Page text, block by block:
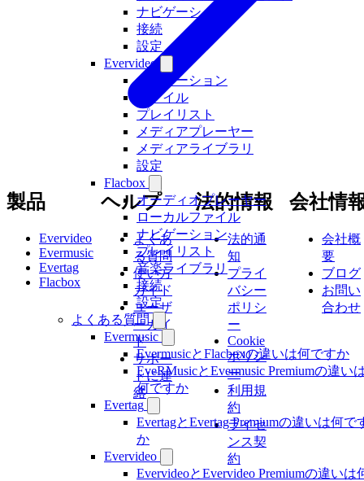
ナビゲーション
接続
設定
Evervideo
ナビゲーション
ファイル
プレイリスト
メディアプレーヤー
メディアライブラリ
設定
Flacbox
オーディオプレーヤー
ローカルファイル
ナビゲーション
プレイリスト
音楽ライブラリ
接続
設定
よくある質問
Evermusic
EvermusicとFlacboxの違いは何ですか
EveRMusicとEvermusic Premiumの違い
何ですか
Evertag
EvertagとEvertag Premiumの違いは何で
か
Evervideo
EvervideoとEvervideo Premiumの違いは
製品
Evervideo
Evermusic
Evertag
Flacbox
ヘルプ
よくあ
る質問
使い方
ガイド
ユーザ
ーガイ
ド
サポー
トに連
絡
法的情報
法的通
知
プライ
バシー
ポリシ
ー
Cookie
ポリシ
ー
利用規
約
ライセ
ンス契
約
会社情
会社概
要
ブログ
お問い
合わせ